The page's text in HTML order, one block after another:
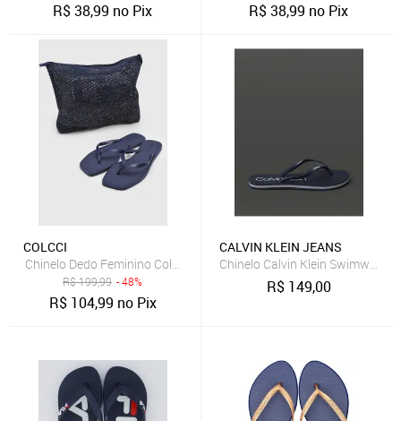
R$38,99 no Pix R$38,99 no Pix
COLCCI
Chinelo Dedo Feminino Colcci Kit com Nécessaire Azul Marinho
R$199,99 - 48%
R$ 104,99 no Pix
CALVIN KLEIN JEANS
Chinelo Calvin Klein Swimwear
R$ 149,00